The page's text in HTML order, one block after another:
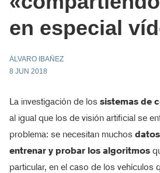
en especial
ÁLVARO IBAÑEZ
8 JUN 2018
La investigación de los sistemas de
al igual que los de visión artificial se
problema: se necesitan muchos
entrenar y probar los algoritmos
particular, en el caso de los vehículos